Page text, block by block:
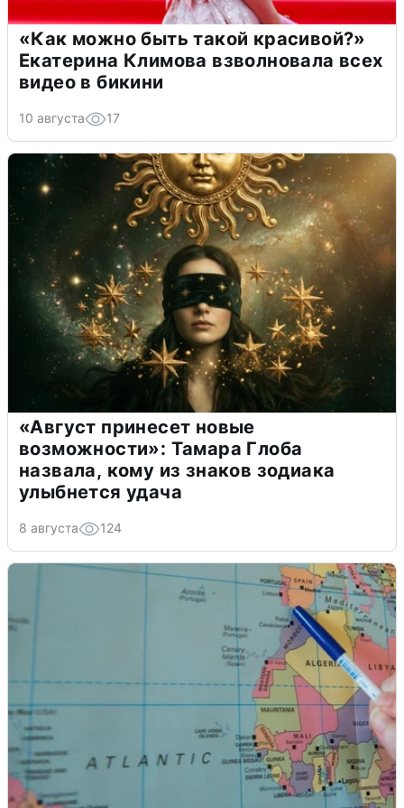
«Как можно быть такой красивой?»
Екатерина Климова взволновала всех
видео в бикини
10 августа 17
«Август принесет новые
возможности»: Тамара Глоба
назвала, кому из знаков зодиака
улыбнется удача
8 августа 124